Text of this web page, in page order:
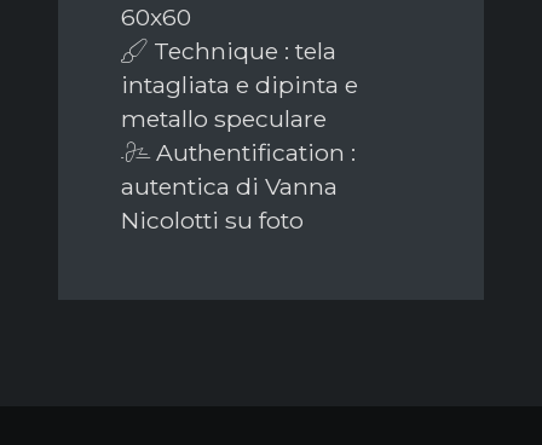
60x60
Technique : tela
intagliata e dipinta e
metallo speculare
Authentification :
autentica di Vanna
Nicolotti su foto